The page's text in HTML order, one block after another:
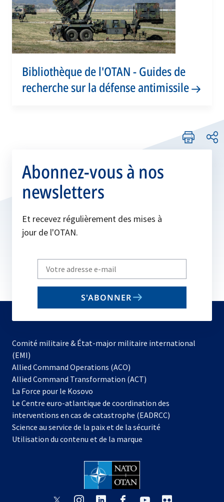
Bibliothèque de l'OTAN - Guides de
recherche sur la défense antimissile
Abonnez-vous à nos
newsletters
Et recevez régulièrement des mises à
jour de l'OTAN.
Write
your
email
S'ABONNER
Comité militaire & État-major militaire international
(EMI)
Allied Command Operations (ACO)
dans
nouvel
onglet
Allied Command Transformation (ACT)
La Force pour le Kosovo
dans
un
nouvel
onglet
Le Centre euro-atlantique de coordination des
interventions en cas de catastrophe (EADRCC)
Science au service de la paix et de la sécurité
Utilisation du contenu et de la marque
s’ouvres’ouvres’ouvres’ouvres’ouvre